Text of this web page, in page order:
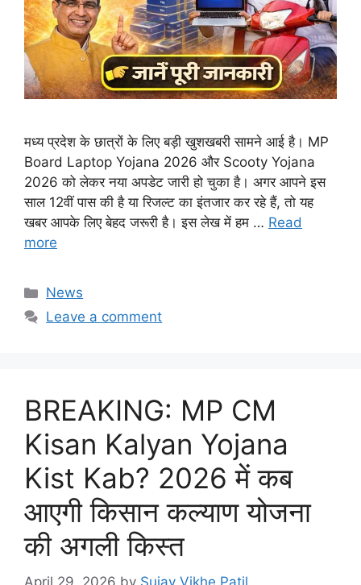
मध्य प्रदेश के छात्रों के लिए बड़ी खुशखबरी सामने आई है। MP
Board Laptop Yojana 2026 और Scooty Yojana
2026 को लेकर नया अपडेट जारी हो चुका है। अगर आपने इस
साल 12वीं पास की है या रिजल्ट का इंतजार कर रहे हैं, तो यह
खबर आपके लिए बेहद जरूरी है। इस लेख में हम … Read
more
Categories
News
Leave a comment
BREAKING: MP CM
Kisan Kalyan Yojana
Kist Kab? 2026 में कब
आएगी किसान कल्याण योजना
की अगली किस्त
April 29, 2026 by Sujay Vikhe Patil